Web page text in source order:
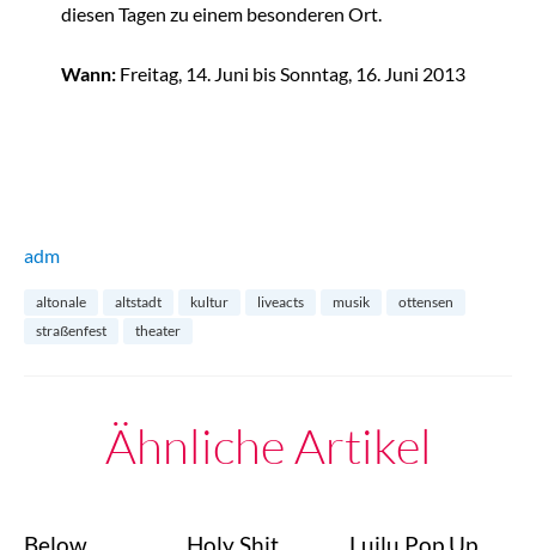
diesen Tagen zu einem besonderen Ort.
Wann: Freitag, 14. Juni bis Sonntag, 16. Juni 2013
adm
altonale altstadt kultur liveacts musik
ottensen
straßenfest
theater
Ähnliche Artikel